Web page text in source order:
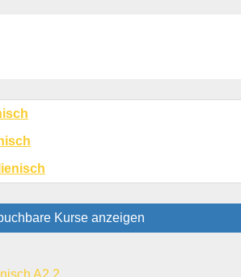
Kurse anzeigen
A2.2